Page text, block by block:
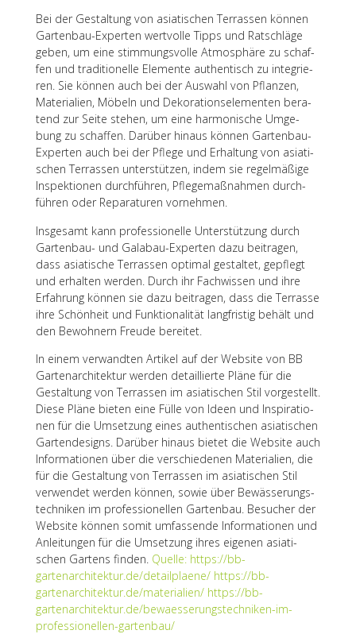
Bei der Gestal­tung von asia­ti­schen Terras­sen können
Garten­bau-Exper­ten wert­volle Tipps und Ratschläge
geben, um eine stim­mungs­volle Atmo­sphäre zu schaf­
fen und tradi­tio­nelle Elemente authen­tisch zu inte­grie­
ren. Sie können auch bei der Auswahl von Pflan­zen,
Mate­ria­lien, Möbeln und Deko­ra­ti­ons­ele­men­ten bera­
tend zur Seite stehen, um eine harmo­ni­sche Umge­
bung zu schaf­fen. Darüber hinaus können Garten­bau-
Exper­ten auch bei der Pflege und Erhal­tung von asia­ti­
schen Terras­sen unter­stüt­zen, indem sie regel­mä­ßige
Inspek­tio­nen durch­füh­ren, Pfle­ge­maß­nah­men durch­
füh­ren oder Repa­ra­tu­ren vornehmen.
Insge­samt kann profes­sio­nelle Unter­stüt­zung durch
Garten­bau- und Gala­bau-Exper­ten dazu beitra­gen,
dass asia­ti­sche Terras­sen opti­mal gestal­tet, gepflegt
und erhal­ten werden. Durch ihr Fach­wis­sen und ihre
Erfah­rung können sie dazu beitra­gen, dass die Terrasse
ihre Schön­heit und Funk­tio­na­li­tät lang­fris­tig behält und
den Bewoh­nern Freude bereitet.
In einem verwand­ten Arti­kel auf der Website von BB
Garten­ar­chi­tek­tur werden detail­lierte Pläne für die
Gestal­tung von Terras­sen im asia­ti­schen Stil vorge­stellt.
Diese Pläne bieten eine Fülle von Ideen und Inspi­ra­tio­
nen für die Umset­zung eines authen­ti­schen asia­ti­schen
Garten­de­signs. Darüber hinaus bietet die Website auch
Infor­ma­tio­nen über die verschie­de­nen Mate­ria­lien, die
für die Gestal­tung von Terras­sen im asia­ti­schen Stil
verwen­det werden können, sowie über Bewäs­se­rungs­
tech­ni­ken im profes­sio­nel­len Garten­bau. Besu­cher der
Website können somit umfas­sende Infor­ma­tio­nen und
Anlei­tun­gen für die Umset­zung ihres eige­nen asia­ti­
schen Gartens finden. Quelle: https://bb-
gartenarchitektur.de/detailplaene/ https://bb-
gartenarchitektur.de/materialien/ https://bb-
gartenarchitektur.de/bewaesserungstechniken-im-
professionellen-gartenbau/